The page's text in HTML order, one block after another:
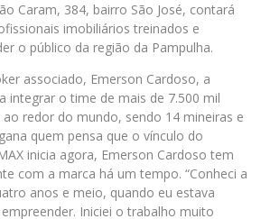
Caram, 384, bairro São José, contará
imobiliários treinados e
o público da região da Pampulha.
associado, Emerson Cardoso, a
integrar o time de mais de 7.500 mil
redor do mundo, sendo 14 mineiras e
quem pensa que o vínculo do
inicia agora, Emerson Cardoso tem
com a marca há um tempo. “Conheci a
anos e meio, quando eu estava
Iniciei o trabalho muito